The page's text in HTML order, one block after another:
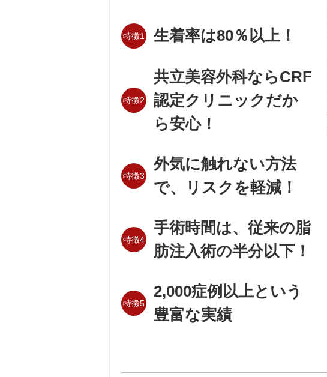
特徴1 生着率は80％以上！
特徴2
共立美容外科ならCRF
認定クリニックだか
ら安心！
特徴3
外気に触れない方法
で、リスクを軽減！
特徴4
手術時間は、従来の脂
肪注入術の半分以下！
特徴5
2,000症例以上という
豊富な実績